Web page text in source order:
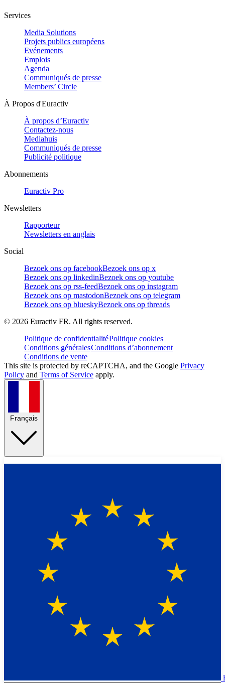
Services
Media Solutions
Projets publics européens
Evénements
Emplois
Agenda
Communiqués de presse
Members’ Circle
À Propos d'Euractiv
À propos d’Euractiv
Contactez-nous
Mediahuis
Communiqués de presse
Publicité politique
Abonnements
Euractiv Pro
Newsletters
Rapporteur
Newsletters en anglais
Social
Bezoek ons op facebookBezoek ons op x
Bezoek ons op linkedinBezoek ons op youtube
Bezoek ons op rss-feedBezoek ons op instagram
Bezoek ons op mastodonBezoek ons op telegram
Bezoek ons op blueskyBezoek ons op threads
© 2026 Euractiv FR. All rights reserved.
Politique de confidentialitéPolitique cookies
Conditions généralesConditions d’abonnement
Conditions de vente
This site is protected by reCAPTCHA, and the Google Privacy
Policy and Terms of Service apply.
Français